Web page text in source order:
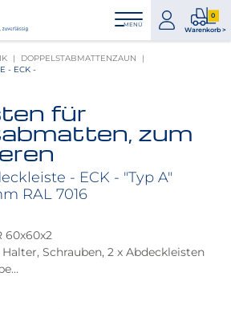
MENÜ
zum
Konto
0
Warenkorb >
0
DOPPELSTABMATTENZAUN
- ECK -
für
zum
- ECK - "Typ A"
RAL 7016
60x60x2
Schrauben, 2 x Abdeckleisten